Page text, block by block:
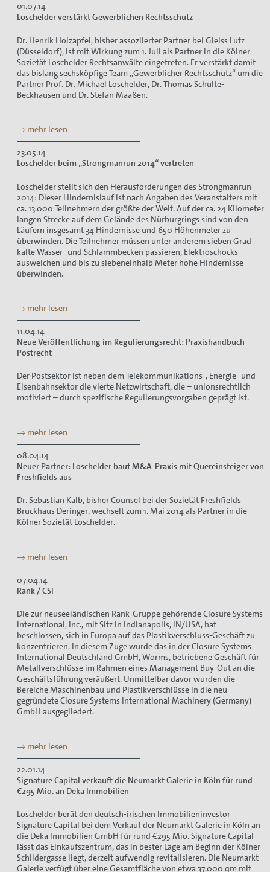
01.07.14
Loschelder verstärkt Gewerblichen Rechtsschutz
Dr. Henrik Holzapfel, bisher assoziierter Partner bei Gleiss Lutz
(Düsseldorf), ist mit Wirkung zum 1. Juli als Partner in die Kölner
Sozietät Loschelder Rechtsanwälte eingetreten. Er verstärkt damit
das bislang sechsköpfige Team „Gewerblicher Rechtsschutz“ um die
Partner Prof. Dr. Michael Loschelder, Dr. Thomas Schulte-
Beckhausen und Dr. Stefan Maaßen.
→ mehr lesen
23.05.14
Loschelder beim „Strongmanrun 2014“ vertreten
Loschelder stellt sich den Herausforderungen des Strongmanrun
2014: Dieser Hindernislauf ist nach Angaben des Veranstalters mit
ca. 13.000 Teilnehmern der größte der Welt. Auf der ca. 24 Kilometer
langen Strecke auf dem Gelände des Nürburgrings sind von den
Läufern insgesamt 34 Hindernisse und 650 Höhenmeter zu
überwinden. Die Teilnehmer müssen unter anderem sieben Grad
kalte Wasser- und Schlammbecken passieren, Elektroschocks
ausweichen und bis zu siebeneinhalb Meter hohe Hindernisse
überwinden.
→ mehr lesen
11.04.14
Neue Veröffentlichung im Regulierungsrecht: Praxishandbuch
Postrecht
Der Postsektor ist neben dem Telekommunikations-, Energie- und
Eisenbahnsektor die vierte Netzwirtschaft, die – unionsrechtlich
motiviert – durch spezifische Regulierungsvorgaben geprägt ist.
→ mehr lesen
08.04.14
Neuer Partner: Loschelder baut M&A-Praxis mit Quereinsteiger von
Freshfields aus
Dr. Sebastian Kalb, bisher Counsel bei der Sozietät Freshfields
Bruckhaus Deringer, wechselt zum 1. Mai 2014 als Partner in die
Kölner Sozietät Loschelder.
→ mehr lesen
07.04.14
Rank / CSI
Die zur neuseeländischen Rank-Gruppe gehörende Closure Systems
International, Inc., mit Sitz in Indianapolis, IN/USA, hat
beschlossen, sich in Europa auf das Plastikverschluss-Geschäft zu
konzentrieren. In diesem Zuge wurde das in der Closure Systems
International Deutschland GmbH, Worms, betriebene Geschäft für
Metallverschlüsse im Rahmen eines Management Buy-Out an die
Geschäftsführung veräußert. Unmittelbar davor wurden die
Bereiche Maschinenbau und Plastikverschlüsse in die neu
gegründete Closure Systems International Machinery (Germany)
GmbH ausgegliedert.
→ mehr lesen
22.01.14
Signature Capital verkauft die Neumarkt Galerie in Köln für rund
€295 Mio. an Deka Immobilien
Loschelder berät den deutsch-irischen Immobilieninvestor
Signature Capital bei dem Verkauf der Neumarkt Galerie in Köln an
die Deka Immobilien GmbH für rund €295 Mio. Signature Capital
lässt das Einkaufszentrum, das in bester Lage am Beginn der Kölner
Schildergasse liegt, derzeit aufwendig revitalisieren. Die Neumarkt
Galerie verfügt über eine Gesamtfläche von etwa 37.000 qm mit